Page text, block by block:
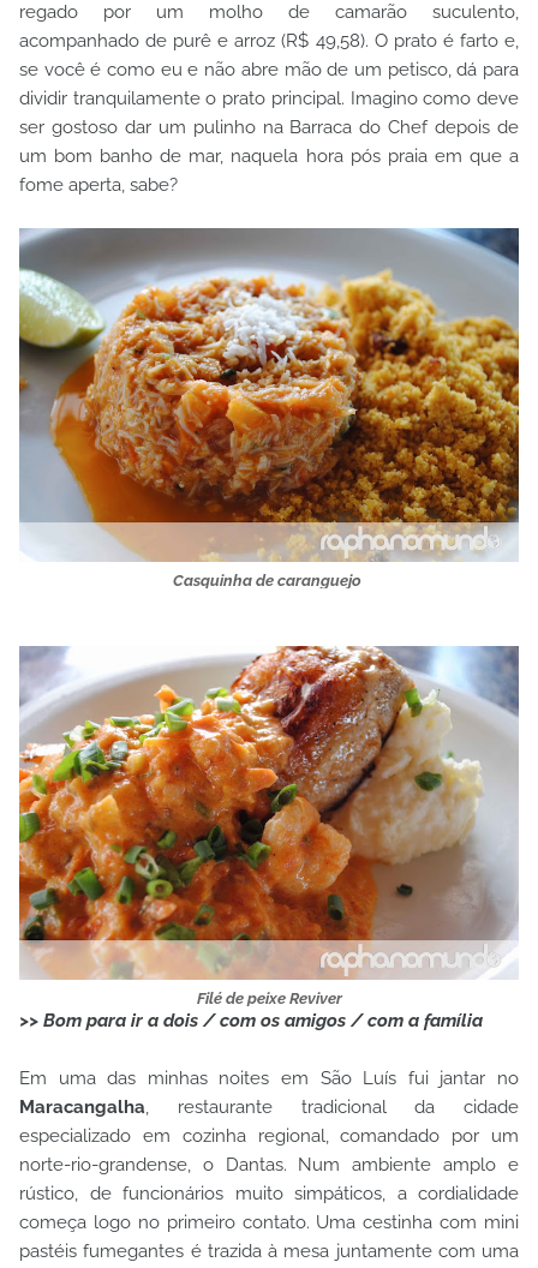
regado por um molho de camarão suculento,
acompanhado de purê e arroz (R$ 49,58). O prato é farto e,
se você é como eu e não abre mão de um petisco, dá para
dividir tranquilamente o prato principal. Imagino como deve
ser gostoso dar um pulinho na Barraca do Chef depois de
um bom banho de mar, naquela hora pós praia em que a
fome aperta, sabe?
Casquinha de caranguejo
Filé de peixe Reviver
>> Bom para ir a dois / com os amigos / com a família
Em uma das minhas noites em São Luís fui jantar no
Maracangalha, restaurante tradicional da cidade
especializado em cozinha regional, comandado por um
norte-rio-grandense, o Dantas. Num ambiente amplo e
rústico, de funcionários muito simpáticos, a cordialidade
começa logo no primeiro contato. Uma cestinha com mini
pastéis fumegantes é trazida à mesa juntamente com uma